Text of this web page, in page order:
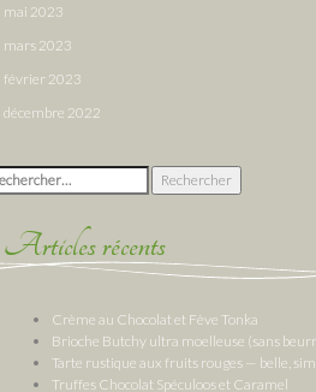
mai 2023
mars 2023
février 2023
décembre 2022
:
Articles récents
Crème au Chocolat et Fève Tonka
Brioche Butchy ultra moelleuse (sans
Tarte rustique aux fruits rouges — belle,
Truffes Chocolat Spéculoos et Caramel